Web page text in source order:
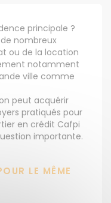
principale ?
nombreux
ou de la location
notamment
ville comme
peut acquérir
pratiqués pour
en crédit Cafpi
importante.
LE MÊME